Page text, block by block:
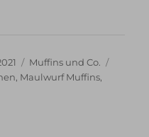
Kategorien
Muffins und Co.
, Maulwurf Muffins,